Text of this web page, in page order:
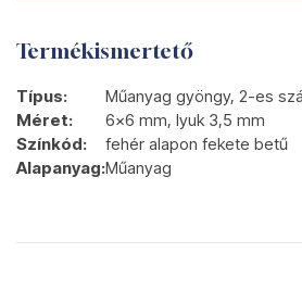
Termékismertető
Típus:
Műanyag gyöngy, 2-es
Méret:
6x6 mm, lyuk 3,5 mm
Színkód:
fehér alapon fekete betű
Alapanyag:Műanyag